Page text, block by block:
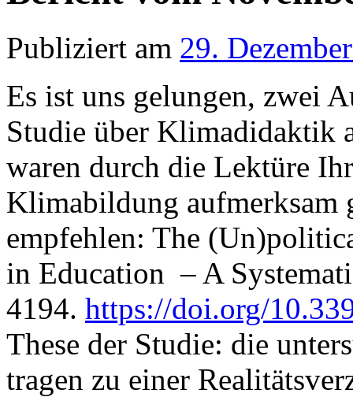
Publiziert am 29.
Es ist uns gelungen, zwei
Studie über Klimadidaktik
waren durch die Lektüre
Klimabildung aufmerksam
empfehlen: The
in Education – A
4194. https://doi.org/
These der Studie: die
tragen zu einer